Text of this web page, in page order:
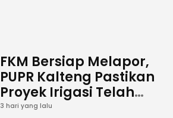
FKM Bersiap Melapor,
PUPR Kalteng Pastikan
Proyek Irigasi Telah
Tuntas
3 hari yang lalu